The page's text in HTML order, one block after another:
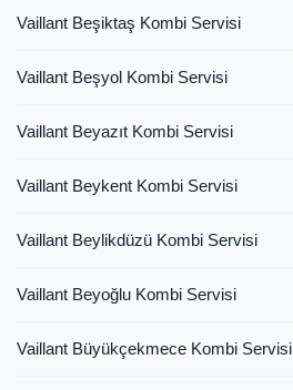
Vaillant Beşiktaş Kombi Servisi
Vaillant Beşyol Kombi Servisi
Vaillant Beyazıt Kombi Servisi
Vaillant Beykent Kombi Servisi
Vaillant Beylikdüzü Kombi Servisi
Vaillant Beyoğlu Kombi Servisi
Vaillant Büyükçekmece Kombi Servisi